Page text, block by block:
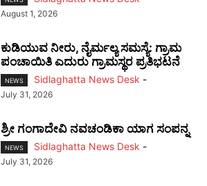
August 1, 2026
ಕುಡಿಯುವ ನೀರು, ನೈರ್ಮಲ್ಯ ಸಮಸ್ಯೆ: ಗ್ರಾಮ
ಪಂಚಾಯಿತಿ ಎದುರು ಗ್ರಾಮಸ್ಥರ ಪ್ರತಿಭಟನೆ
NEWS Sidlaghatta News Desk -
July 31, 2026
ಶ್ರೀ ಗಂಗಾದೇವಿ ನವಚಂಡಿಕಾ ಯಾಗ ಸಂಪನ್ನ
NEWS Sidlaghatta News Desk -
July 31, 2026